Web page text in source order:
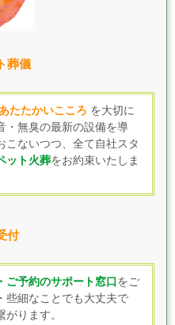
葬儀
あたたかいこころ を大切に
・無臭の最新の設備を導
こないつつ、 全て自社スタ
ット火葬をお約束いたしま
付
ご予約のサポート窓口 をご
些細なことでも大丈夫で
ります。